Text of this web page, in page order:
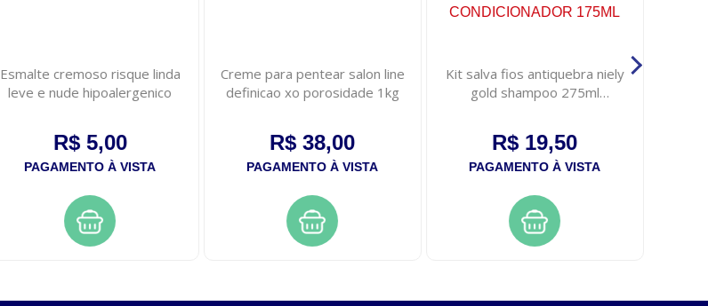
Esmalte cremoso risque linda
leve e nude hipoalergenico
R$ 5,00
PAGAMENTO À VISTA
Creme para pentear salon line
definicao xo porosidade 1kg
R$ 38,00
PAGAMENTO À VISTA
Kit salva fios antiquebra niely
gold shampoo 275ml
R$ 19,50
PAGAMENTO À VISTA